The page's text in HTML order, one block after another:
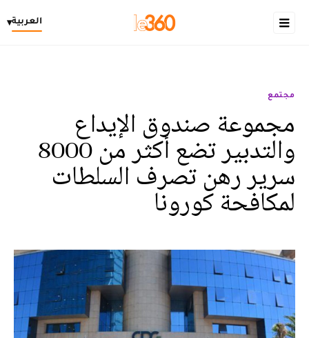
العربية▾
مجتمع
مجموعة صندوق الإيداع
والتدبير تضع أكثر من 8000
سرير رهن تصرف السلطات
لمكافحة كورونا